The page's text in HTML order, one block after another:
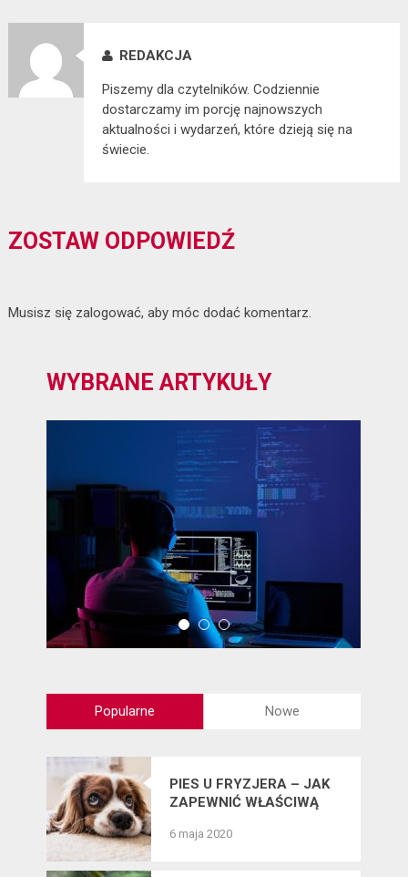
REDAKCJA
Piszemy dla czytelników. Codziennie
dostarczamy im porcję najnowszych
aktualności i wydarzeń, które dzieją się na
świecie.
ZOSTAW ODPOWIEDŹ
Musisz się zalogować, aby móc dodać komentarz.
WYBRANE ARTYKUŁY
Popularne Nowe
PIES U FRYZJERA – JAK
ZAPEWNIĆ WŁAŚCIWĄ
CZWORONOGÓW?
6 maja 2020